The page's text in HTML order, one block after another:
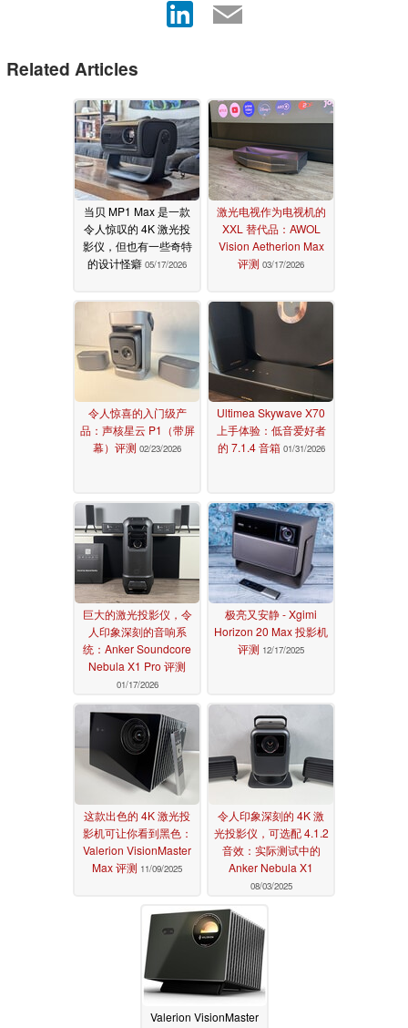
Related Articles
当贝 MP1 Max 是一款
令人惊叹的 4K 激光投
影仪，但也有一些奇特
的设计怪癖 05/17/2026
激光电视作为电视机的
XXL 替代品：AWOL
Vision Aetherion Max
评测 03/17/2026
令人惊喜的入门级产
品：声核星云 P1（带屏
幕）评测 02/23/2026
Ultimea Skywave X70
上手体验：低音爱好者
的 7.1.4 音箱 01/31/2026
巨大的激光投影仪，令
人印象深刻的音响系
统：Anker Soundcore
Nebula X1 Pro 评测
01/17/2026
极亮又安静 - Xgimi
Horizon 20 Max 投影机
评测 12/17/2025
这款出色的 4K 激光投
影机可让你看到黑色：
Valerion VisionMaster
Max 评测 11/09/2025
令人印象深刻的 4K 激
光投影仪，可选配 4.1.2
音效：实际测试中的
Anker Nebula X1
08/03/2025
Valerion VisionMaster